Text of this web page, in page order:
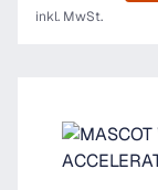
inkl. MwSt.